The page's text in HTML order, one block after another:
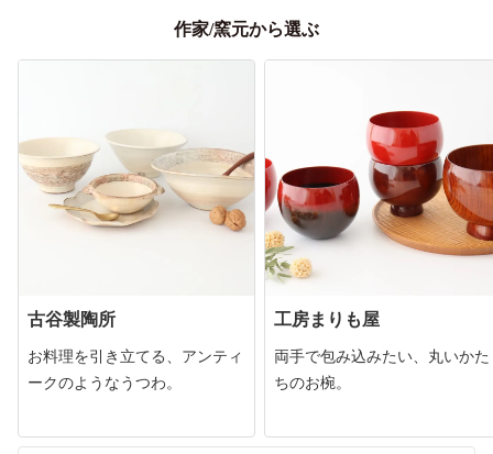
作家/窯元から選ぶ
古谷製陶所
お料理を引き立てる、アンティ
ークのようなうつわ。
工房まりも屋
両手で包み込みたい、丸いかた
ちのお椀。